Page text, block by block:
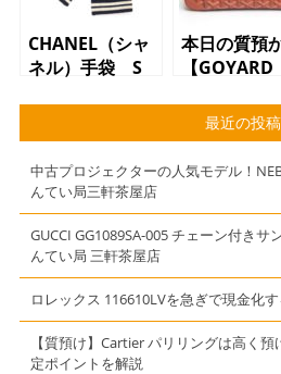
CHANEL（シャ
ネル）手袋 S
本日の質預
【GOYARD
ャンヌPM
ンドバッグ
最近の投稿
中古プロジェクターの人気モデル！
んてい局三軒茶屋店
GUCCI GG1089SA-005 チェーン付き
んてい局 三軒茶屋店
ロレックス 116610LVを急ぎで現金化
【質預け】Cartier パリリングは高く
定ポイントを解説